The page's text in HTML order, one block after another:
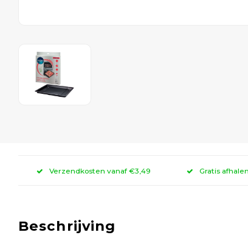
Verzendkosten vanaf €3,49 Gratis
Beschrijving